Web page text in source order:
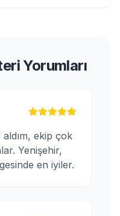
Yorumları
ekip çok
Yenişehir,
en iyiler.